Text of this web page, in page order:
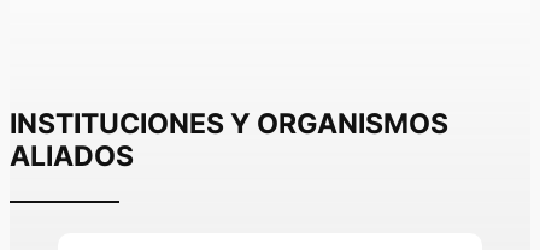
INSTITUCIONES Y ORGANISMOS
ALIADOS